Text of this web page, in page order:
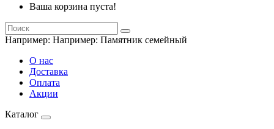
Ваша корзина пуста!
Например: Например: Памятник семейный
О нас
Доставка
Оплата
Акции
Каталог